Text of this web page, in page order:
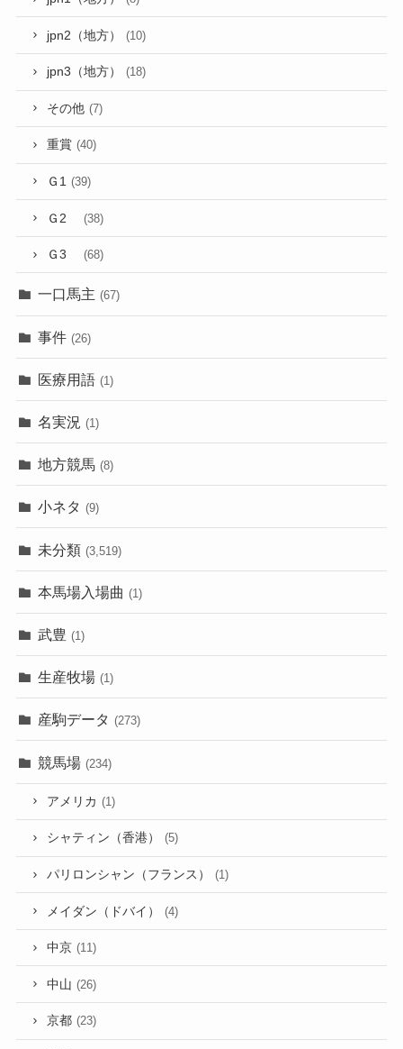
jpn2（地方） (10)
jpn3（地方） (18)
その他 (7)
重賞 (40)
Ｇ1 (39)
Ｇ2 (38)
Ｇ3 (68)
一口馬主 (67)
事件 (26)
医療用語 (1)
名実況 (1)
地方競馬 (8)
小ネタ (9)
未分類 (3,519)
本馬場入場曲 (1)
武豊 (1)
生産牧場 (1)
産駒データ (273)
競馬場 (234)
アメリカ (1)
シャティン（香港） (5)
パリロンシャン（フランス） (1)
メイダン（ドバイ） (4)
中京 (11)
中山 (26)
京都 (23)